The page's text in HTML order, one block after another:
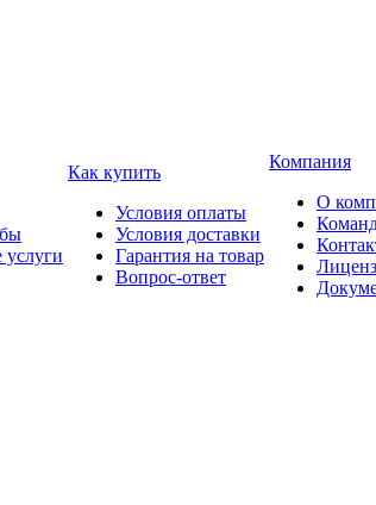
Как купить
Условия оплаты
Условия доставки
Гарантия на товар
Вопрос-ответ
Компания
О